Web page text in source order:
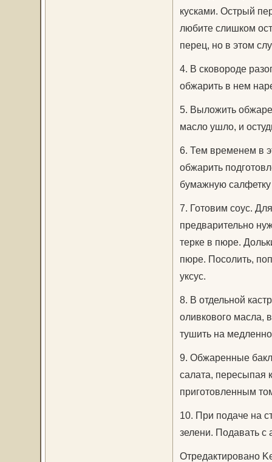
кусками. Острый
любите слишком
перец, но в этом
4. В сковороде
обжарить в нем
5. Выложить
масло ушло, и
6. Тем временем в
обжарить
бумажную салфетку
7. Готовим соус.
предварительно
терке в пюре.
пюре. Посолить,
уксус.
8. В отдельной
оливкового масла,
тушить на
9. Обжаренные
салата, пересыпая
приготовленным
10. При подаче на
зелени. Подавать с
Отредактировано